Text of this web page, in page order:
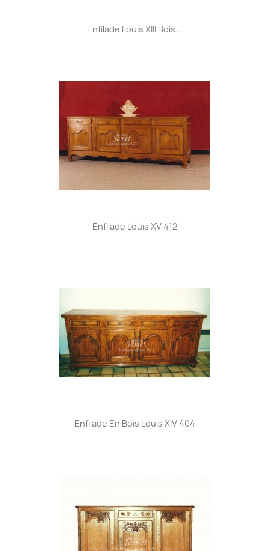
Enfilade Louis XIII Bois...
Enfilade Louis XV 412
Enfilade En Bois Louis XIV 404